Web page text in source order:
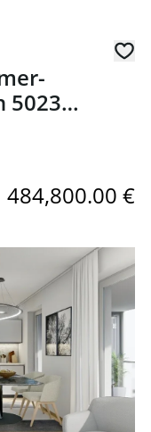
5023
484,800.00 €
3-